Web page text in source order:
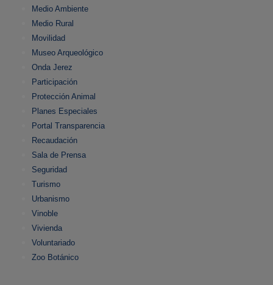
Medio Ambiente
Medio Rural
Movilidad
Museo Arqueológico
Onda Jerez
Participación
Protección Animal
Planes Especiales
Portal Transparencia
Recaudación
Sala de Prensa
Seguridad
Turismo
Urbanismo
Vinoble
Vivienda
Voluntariado
Zoo Botánico